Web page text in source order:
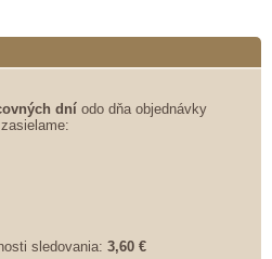
dní odo dňa objednávky
sledovania: 3,60 €